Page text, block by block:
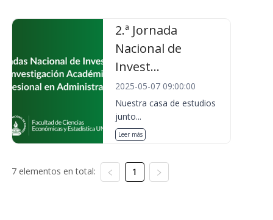
2.ª Jornada
Nacional de
Invest...
2025-05-07 09:00:00
Nuestra casa de estudios
junto...
Leer más
7 elementos en total: 1